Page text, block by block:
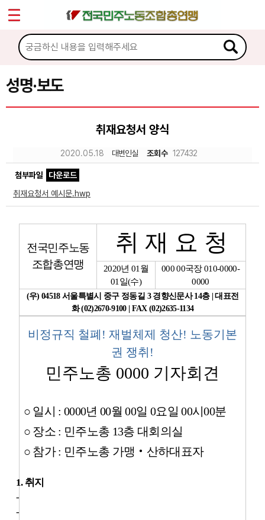
성명·보도
취재요청서 양식
2020.05.18 대변인실 조회수 127432
첨부파일
다운로드
취재요청서 예시문.hwp
전국민주노동
조합총연맹
취 재 요 청
2020년 01 월
01 일(수)
000 00국장010-0000-
0000
(우) 04518서울특별시 중구 정동길 3 경향신문사14층 |대표전
화(02)2670-9100 | FAX (02)2635-1134
비정규직 철폐 ! 재벌체제 청산! 노동기본
권 쟁취 !
민주노총 0000 기자회견
○ 일시 : 0000년00월00일 0요일00시00분
○ 장소 : 민주노총 13층 대회의실
○ 참가: 민주노총 가맹 ‧ 산하대표자
1. 취지
-
-
마이페이지
소개
소식
공지사항
노동상담
자료
부설기관
업무
Sketchbook5, 스케치북5
Sketchbook5, 스케치북5